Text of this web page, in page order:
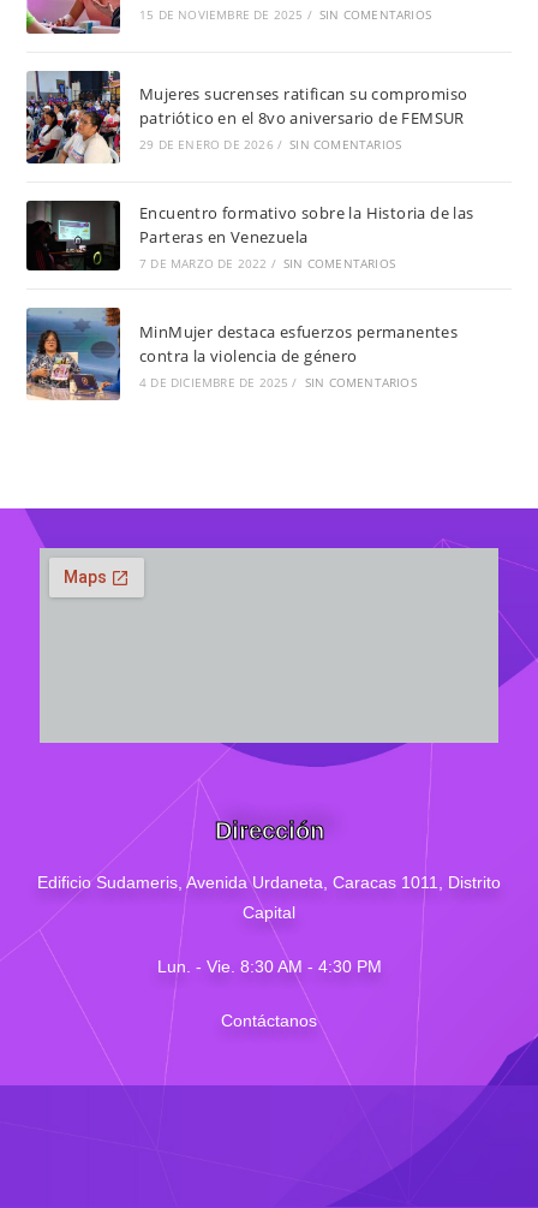
15 DE NOVIEMBRE DE 2025 / SIN COMENTARIOS
Mujeres sucrenses ratifican su compromiso
patriótico en el 8vo aniversario de FEMSUR
29 DE ENERO DE 2026 / SIN COMENTARIOS
Encuentro formativo sobre la Historia de las
Parteras en Venezuela
7 DE MARZO DE 2022 / SIN COMENTARIOS
MinMujer destaca esfuerzos permanentes
contra la violencia de género
4 DE DICIEMBRE DE 2025 / SIN COMENTARIOS
Dirección
Edificio Sudameris, Avenida Urdaneta, Caracas 1011, Distrito
Capital
Lun. - Vie. 8:30 AM - 4:30 PM
Contáctanos